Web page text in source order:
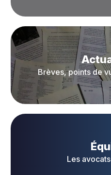
Brèves, points de
Les